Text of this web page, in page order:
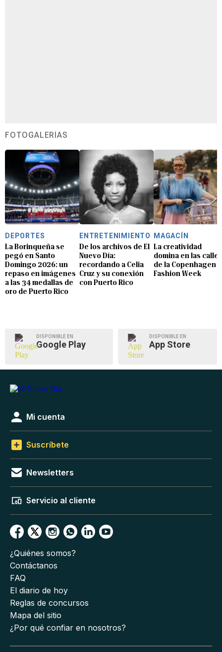
FOTOGALERÍAS
DEPORTES
La Borinqueña se
pegó en Santo
Domingo 2026: un
repaso en imágenes
a las 34 medallas de
oro de Puerto Rico
ENTRETENIMIENTO
De los archivos de El
Nuevo Día:
recordando a Celia
Cruz y su conexión
con Puerto Rico
MAGACÍN
La creatividad
domina en las calles
de la Copenhagen
Fashion Week
DISPONIBLE EN
Google Play
DISPONIBLE EN
App Store
Mi cuenta
Suscríbete
Newsletters
Servicio al cliente
¿Quiénes somos?
Contáctanos
FAQ
El diario de hoy
Reglas de concursos
Mapa del sitio
¿Por qué confiar en nosotros?